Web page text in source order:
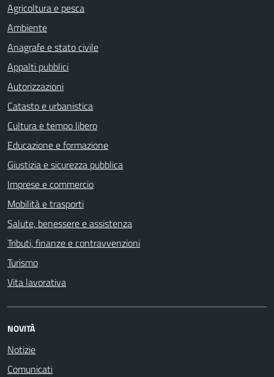
Agricoltura e pesca
Ambiente
Anagrafe e stato civile
Appalti pubblici
Autorizzazioni
Catasto e urbanistica
Cultura e tempo libero
Educazione e formazione
Giustizia e sicurezza pubblica
Imprese e commercio
Mobilità e trasporti
Salute, benessere e assistenza
Tributi, finanze e contravvenzioni
Turismo
Vita lavorativa
NOVITÀ
Notizie
Comunicati